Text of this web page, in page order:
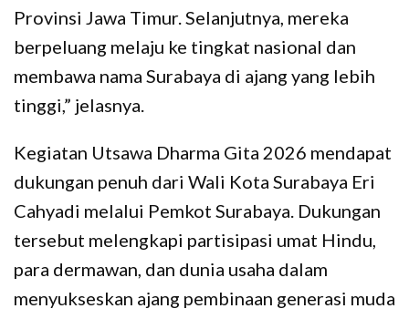
Provinsi Jawa Timur. Selanjutnya, mereka
berpeluang melaju ke tingkat nasional dan
membawa nama Surabaya di ajang yang lebih
tinggi,” jelasnya.
Kegiatan Utsawa Dharma Gita 2026 mendapat
dukungan penuh dari Wali Kota Surabaya Eri
Cahyadi melalui Pemkot Surabaya. Dukungan
tersebut melengkapi partisipasi umat Hindu,
para dermawan, dan dunia usaha dalam
menyukseskan ajang pembinaan generasi muda